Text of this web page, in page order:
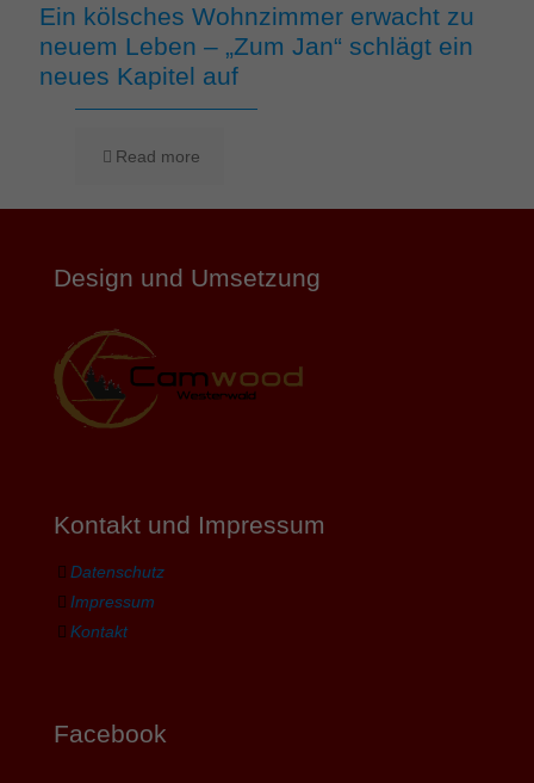
Ein kölsches Wohnzimmer erwacht zu
neuem Leben – „Zum Jan“ schlägt ein
neues Kapitel auf
Read more
Design und Umsetzung
Kontakt und Impressum
Datenschutz
Impressum
Kontakt
Facebook